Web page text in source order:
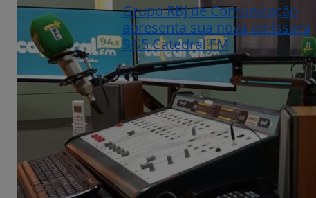
Grupo RBJ de Comunicação
apresenta sua nova emissora
94.5 Catedral FM